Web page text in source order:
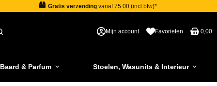
Gratis verzendingvanaf 75.00 (incl.btw)*
Mijn account Favorieten 0,00
& Parfum Stoelen, Wasunits & Interieur